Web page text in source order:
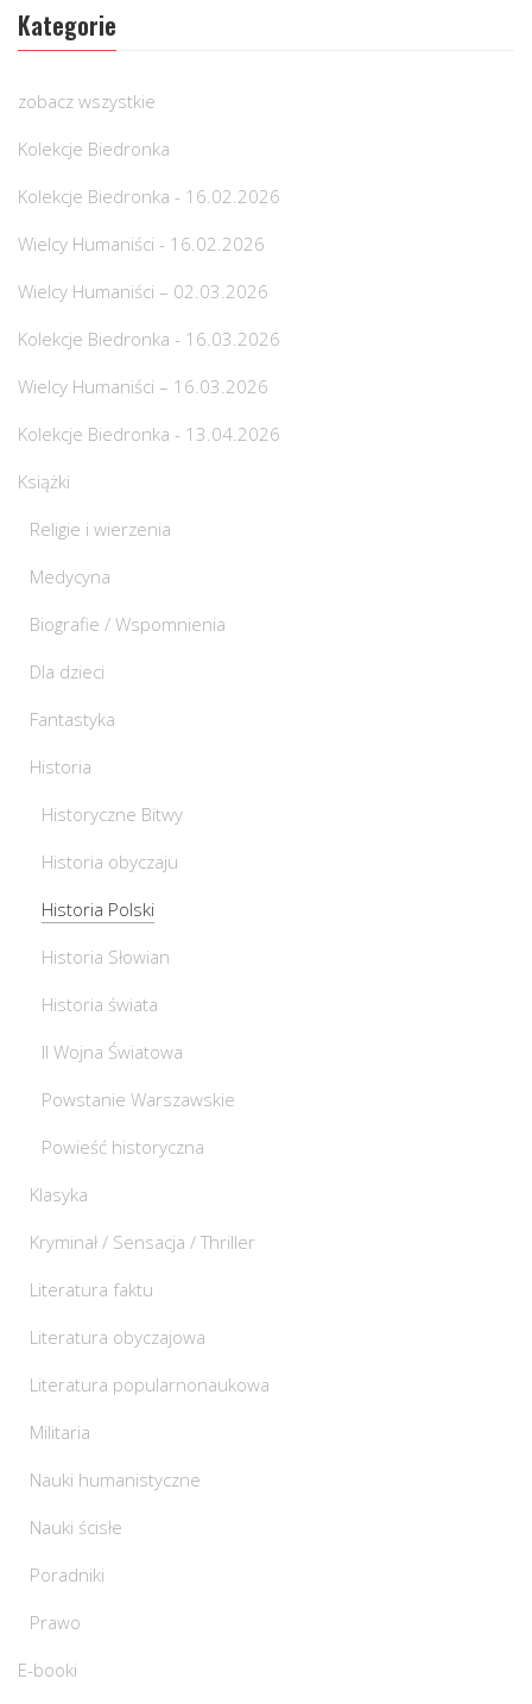
Kategorie
zobacz wszystkie
Kolekcje Biedronka
Kolekcje Biedronka - 16.02.2026
Wielcy Humaniści - 16.02.2026
Wielcy Humaniści – 02.03.2026
Kolekcje Biedronka - 16.03.2026
Wielcy Humaniści – 16.03.2026
Kolekcje Biedronka - 13.04.2026
Książki
Religie i wierzenia
Medycyna
Biografie / Wspomnienia
Dla dzieci
Fantastyka
Historia
Historyczne Bitwy
Historia obyczaju
Historia Polski
Historia Słowian
Historia świata
II Wojna Światowa
Powstanie Warszawskie
Powieść historyczna
Klasyka
Kryminał / Sensacja / Thriller
Literatura faktu
Literatura obyczajowa
Literatura popularnonaukowa
Militaria
Nauki humanistyczne
Nauki ścisłe
Poradniki
Prawo
E-booki